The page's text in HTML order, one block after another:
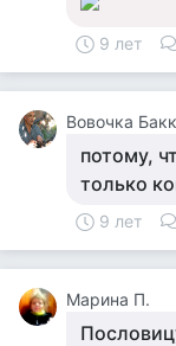
9 лет
Вовочка
потому,
только
9 лет
Марина П.